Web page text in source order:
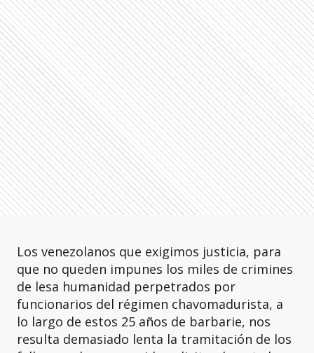
Los venezolanos que exigimos justicia, para
que no queden impunes los miles de crimines
de lesa humanidad perpetrados por
funcionarios del régimen chavomadurista, a
lo largo de estos 25 años de barbarie, nos
resulta demasiado lenta la tramitación de los